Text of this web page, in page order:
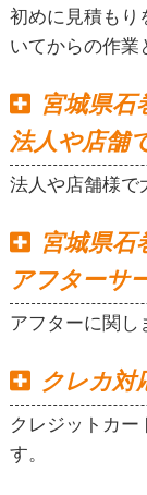
初めに見積もり
いてからの作業
宮城県石
法人や店舗
法人や店舗様で
宮城県石
アフターサ
アフターに関し
クレカ対
クレジットカー
す。